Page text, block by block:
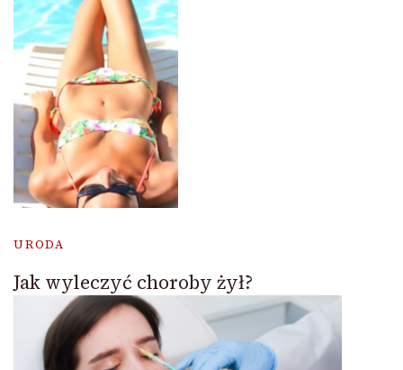
URODA
Jak wyleczyć choroby żył?